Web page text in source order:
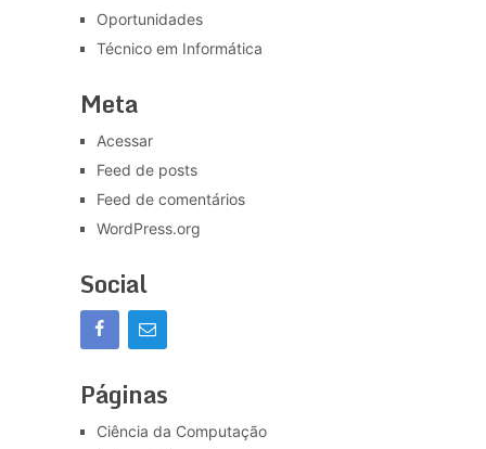
Oportunidades
Técnico em Informática
Meta
Acessar
Feed de posts
Feed de comentários
WordPress.org
Social
Páginas
Ciência da Computação